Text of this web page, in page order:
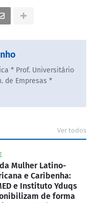
* Prof. Universitário
de Empresas *
Ver todos
Mulher Latino-
e Caribenha:
e Instituto Yduqs
de forma